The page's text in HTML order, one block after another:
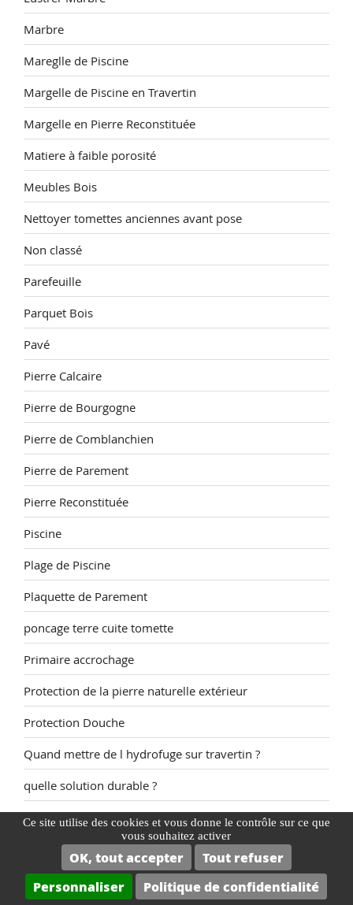
Ce site utilise des cookies et vous donne le contrôle sur ce que
vous souhaitez activer
OK, tout accepter
Tout refuser
Personnaliser
Politique de confidentialité
Marbre
Mareglle de Piscine
Margelle de Piscine en Travertin
Margelle en Pierre Reconstituée
Matiere à faible porosité
Meubles Bois
Nettoyer tomettes anciennes avant pose
Non classé
Parefeuille
Parquet Bois
Pavé
Pierre Calcaire
Pierre de Bourgogne
Pierre de Comblanchien
Pierre de Parement
Pierre Reconstituée
Piscine
Plage de Piscine
Plaquette de Parement
poncage terre cuite tomette
Primaire accrochage
Protection de la pierre naturelle extérieur
Protection Douche
Quand mettre de l hydrofuge sur travertin ?
quelle solution durable ?
Raviver Terre Cuite
Raviver une pierre naturelle
Rénovateur de teinte pour tomettes et terres cuites